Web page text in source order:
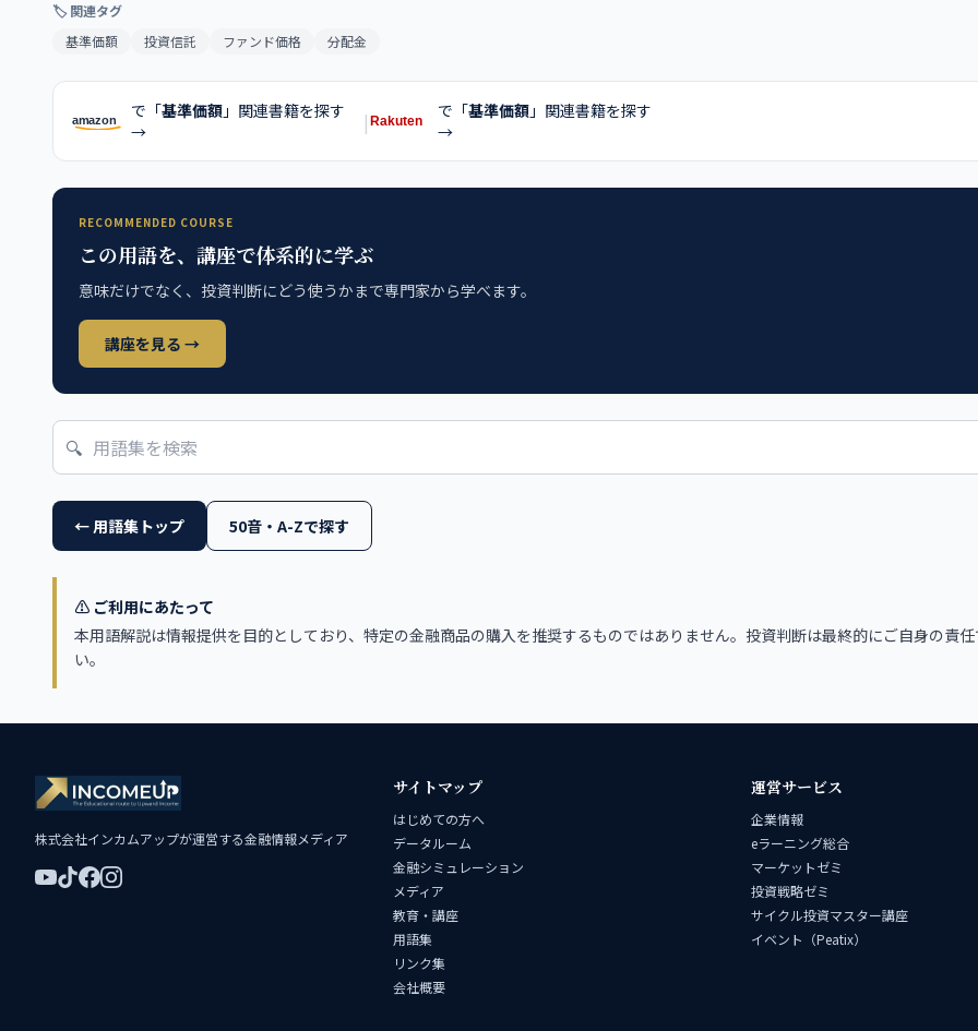
🏷 関連タグ
基準価額
投資信託 ファンド価格 分配金
で「基準価額 」関連書籍を探す
→
| で「基準価額 」関連書籍を探す
→
RECOMMENDED COURSE
この用語を、講座で体系的に学ぶ
意味だけでなく、投資判断にどう使うかまで専門家から学べます。
講座を見る →
🔍
← 用語集トップ 50音・A-Zで探す
⚠️ ご利用にあたって
本用語解説は情報提供を目的としており、特定の金融商品の購入を推奨するものではありません。投資判断は最終的にご自身の責
い。
株式会社インカムアップが運営する金融情報メディア
サイトマップ
はじめての方へ
データルーム
金融シミュレーション
メディア
教育・講座
用語集
リンク集
会社概要
運営サービス
企業情報
eラーニング総合
マーケットゼミ
投資戦略ゼミ
サイクル投資マスター講座
イベント（Peatix）